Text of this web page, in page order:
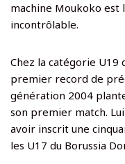
machine Moukoko
incontrôlable.
Chez la catégorie U19
premier record de
génération 2004
son premier match.
avoir inscrit une
les U17 du Borussia